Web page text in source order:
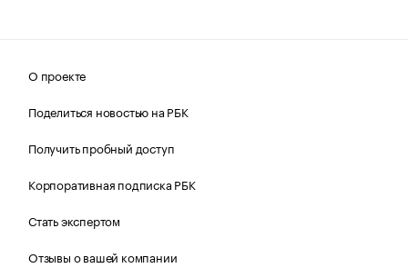
О проекте
Поделиться новостью на РБК
Получить пробный доступ
Корпоративная подписка РБК
Стать экспертом
Отзывы о вашей компании